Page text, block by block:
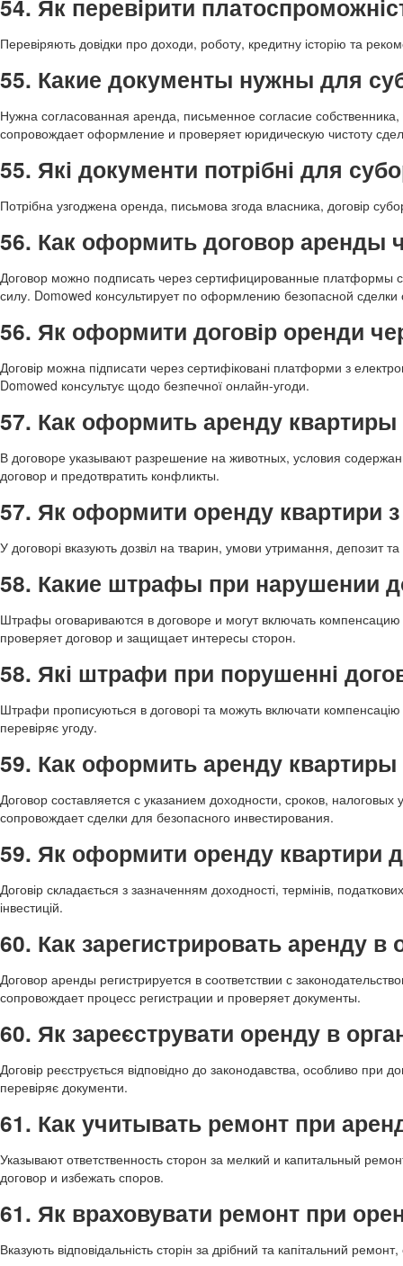
54. Як перевірити
Перевіряють довідки про доходи, роботу, кредитну історію та
55. Какие документы нужны для
Нужна согласованная аренда, письменное согласие
сопровождает оформление и проверяет юридическую чистоту
55. Які документи потрібні для
Потрібна узгоджена оренда, письмова згода власника, договір
56. Как оформить договор аренды
Договор можно подписать через сертифицированные платформы
силу. Domowed консультирует по оформлению безопасной сделки
56. Як оформити договір оренди
Договір можна підписати через сертифіковані платформи з
Domowed консультує щодо безпечної онлайн-угоди.
57. Как оформить аренду
В договоре указывают разрешение на животных, условия
договор и предотвратить конфликты.
57. Як оформити оренду квартири
У договорі вказують дозвіл на тварин, умови утримання, депозит
58. Какие штрафы при нарушении
Штрафы оговариваются в договоре и могут включать
проверяет договор и защищает интересы сторон.
58. Які штрафи при порушенні
Штрафи прописуються в договорі та можуть включати
перевіряє угоду.
59. Как оформить аренду
Договор составляется с указанием доходности, сроков,
сопровождает сделки для безопасного инвестирования.
59. Як оформити оренду квартири
Договір складається з зазначенням доходності, термінів,
інвестицій.
60. Как зарегистрировать аренду в
Договор аренды регистрируется в соответствии с
сопровождает процесс регистрации и проверяет документы.
60. Як зареєструвати оренду в
Договір реєструється відповідно до законодавства, особливо при
перевіряє документи.
61. Как учитывать ремонт при
Указывают ответственность сторон за мелкий и капитальный
договор и избежать споров.
61. Як враховувати ремонт при
Вказують відповідальність сторін за дрібний та капітальний